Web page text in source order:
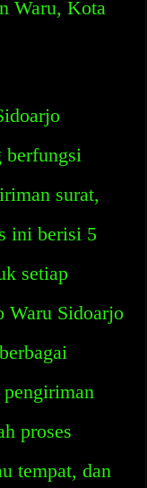
Waru, Kota
berfungsi
surat,
ini berisi 5
setiap
Waru Sidoarjo
proses
tempat, dan